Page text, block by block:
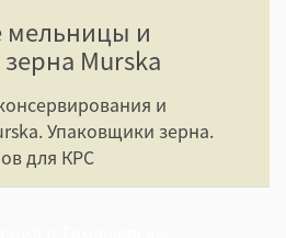
мельницы и
Murska
и
Упаковщики зерна.
для КРС